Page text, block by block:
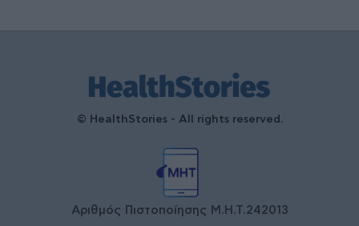
© HealthStories - All rights reserved.
Αριθμός Πιστοποίησης Μ.Η.Τ.242013